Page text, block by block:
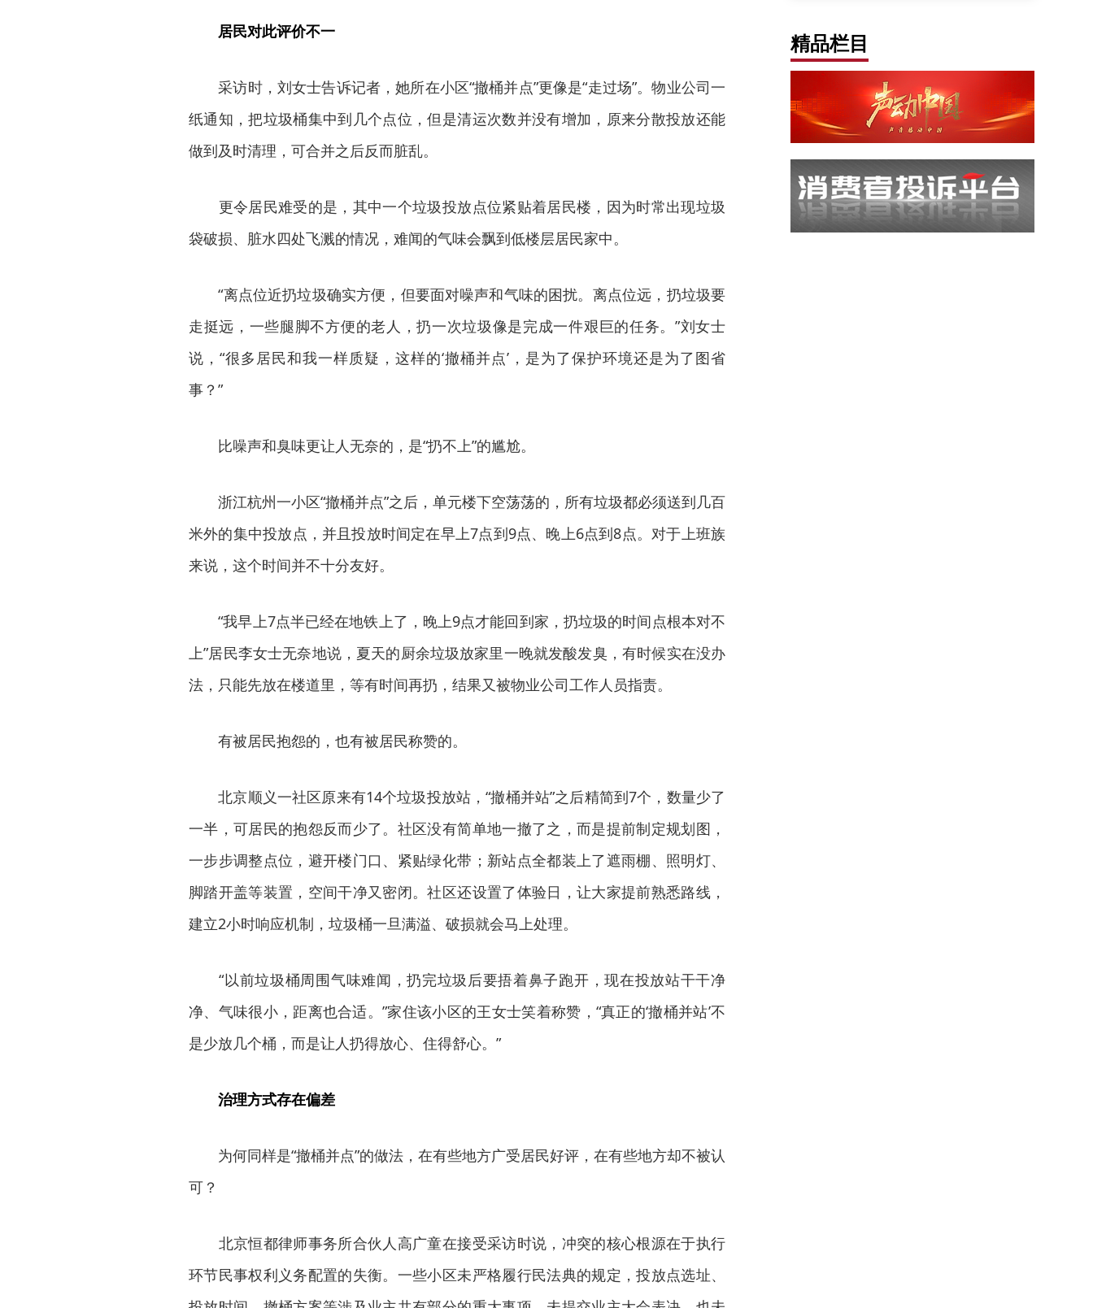
居民对此评价不一
采访时，刘女士告诉记者，她所在小区“撤桶并点”更像是“走过场”。物业公司一
纸通知，把垃圾桶集中到几个点位，但是清运次数并没有增加，原来分散投放还能
做到及时清理，可合并之后反而脏乱。
更令居民难受的是，其中一个垃圾投放点位紧贴着居民楼，因为时常出现垃圾
袋破损、脏水四处飞溅的情况，难闻的气味会飘到低楼层居民家中。
“离点位近扔垃圾确实方便，但要面对噪声和气味的困扰。离点位远，扔垃圾要
走挺远，一些腿脚不方便的老人，扔一次垃圾像是完成一件艰巨的任务。”刘女士
说，“很多居民和我一样质疑，这样的‘撤桶并点’，是为了保护环境还是为了图省
事？”
比噪声和臭味更让人无奈的，是“扔不上”的尴尬。
浙江杭州一小区“撤桶并点”之后，单元楼下空荡荡的，所有垃圾都必须送到几百
米外的集中投放点，并且投放时间定在早上7点到9点、晚上6点到8点。对于上班族
来说，这个时间并不十分友好。
“我早上7点半已经在地铁上了，晚上9点才能回到家，扔垃圾的时间点根本对不
上”居民李女士无奈地说，夏天的厨余垃圾放家里一晚就发酸发臭，有时候实在没办
法，只能先放在楼道里，等有时间再扔，结果又被物业公司工作人员指责。
有被居民抱怨的，也有被居民称赞的。
北京顺义一社区原来有14个垃圾投放站，“撤桶并站”之后精简到7个，数量少了
一半，可居民的抱怨反而少了。社区没有简单地一撤了之，而是提前制定规划图，
一步步调整点位，避开楼门口、紧贴绿化带；新站点全都装上了遮雨棚、照明灯、
脚踏开盖等装置，空间干净又密闭。社区还设置了体验日，让大家提前熟悉路线，
建立2小时响应机制，垃圾桶一旦满溢、破损就会马上处理。
“以前垃圾桶周围气味难闻，扔完垃圾后要捂着鼻子跑开，现在投放站干干净
净、气味很小，距离也合适。”家住该小区的王女士笑着称赞，“真正的‘撤桶并站’不
是少放几个桶，而是让人扔得放心、住得舒心。”
治理方式存在偏差
为何同样是“撤桶并点”的做法，在有些地方广受居民好评，在有些地方却不被认
可？
北京恒都律师事务所合伙人高广童在接受采访时说，冲突的核心根源在于执行
环节民事权利义务配置的失衡。一些小区未严格履行民法典的规定，投放点选址、
精品栏目